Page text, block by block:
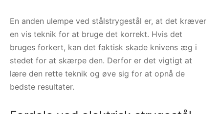
En anden ulempe ved stålstrygestål er, at det kræver
en vis teknik for at bruge det korrekt. Hvis det
bruges forkert, kan det faktisk skade knivens æg i
stedet for at skærpe den. Derfor er det vigtigt at
lære den rette teknik og øve sig for at opnå de
bedste resultater.